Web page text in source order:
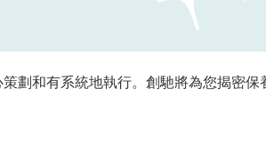
劃和有系統地執行。創馳將為您揭密保